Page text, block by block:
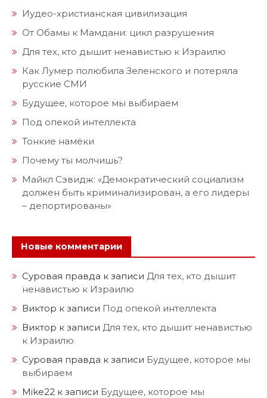
Иудео-христианская цивилизация
От Обамы к Мамдани: цикл разрушения
Для тех, кто дышит ненавистью к Израилю
Как Лумер полюбила Зеленского и потеряла
русские СМИ
Будущее, которое мы выбираем
Под опекой интеллекта
Тонкие намёки
Почему ты молчишь?
Майкл Сэвидж: «Демократический социализм
должен быть криминализирован, а его лидеры
– депортированы»
Новые комментарии
Суровая правда к записи Для тех, кто дышит
ненавистью к Израилю
Виктор к записи Под опекой интеллекта
Виктор к записи Для тех, кто дышит ненавистью
к Израилю
Суровая правда к записи Будущее, которое мы
выбираем
Mike22 к записи Будущее, которое мы